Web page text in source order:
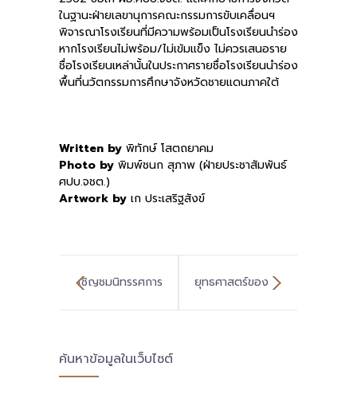
ในฐานะฝ่ายเลขานุการคณะกรรมการขับเคลื่อนฯ
พิจารณาโรงเรียนที่มีความพร้อมเป็นโรงเรียนนำร่อง
หากโรงเรียนไม่พร้อม/ไม่เข้มแข็ง ไม่ควรเสนอราย
ชื่อโรงเรียนเหล่านั้นในประกาศรายชื่อโรงเรียนนำร่อง
พื้นที่นวัตกรรมการศึกษาจังหวัดชายแดนภาคใต้
Written by พิทักษ์ โสตถยาคม
Photo by พิมพ์ชนก สุภาพ (ฝ่ายประชาสัมพันธ์
ศปบ.จชต.)
Artwork by เก ประเสริฐสังข์
เชิญชมนิทรรศการ
การศึกษา เปิด
ยุทธศาสตร์ของ
ค้นหาข้อมูลในเว็บไซต์